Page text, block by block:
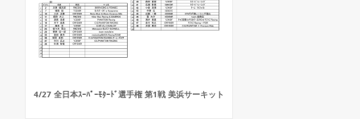
4/27 全日本ｽｰﾊﾟｰﾓﾀｰﾄﾞ選手権 第1戦 美浜サーキット